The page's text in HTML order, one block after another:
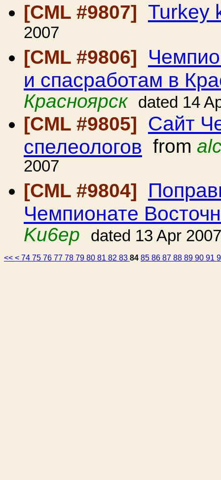
[CML #9807] Turkey
2007
[CML #9806]
и спасработам в
Красноярск
dated 14
[CML #9805] Сайт
спелеологов from
2007
[CML #9804]
Чемпионате
Ku6ep
dated 13 Apr 2007
<< < 74 75 76 77 78 79 80 81 82 83 84 85 86 87 88 89 90 91